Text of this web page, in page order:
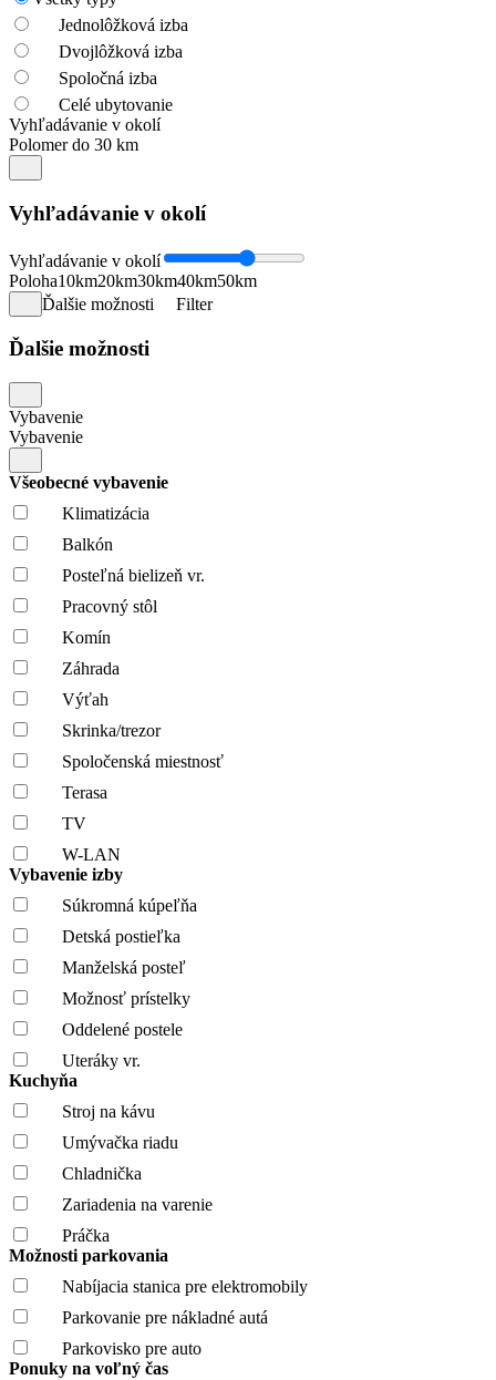
Jednolôžková izba
Dvojlôžková izba
Spoločná izba
Celé ubytovanie
Vyhľadávanie v okolí
Polomer do 30 km
Vyhľadávanie v okolí
Vyhľadávanie v okolí
Poloha10km20km30km40km50km
Ďalšie možnosti
Filter
Ďalšie možnosti
Vybavenie
Vybavenie
Všeobecné vybavenie
Klimatizácia
Balkón
Posteľná bielizeň vr.
Pracovný stôl
Komín
Záhrada
Výťah
Skrinka/trezor
Spoločenská miestnosť
Terasa
TV
W-LAN
Vybavenie izby
Súkromná kúpeľňa
Detská postieľka
Manželská posteľ
Možnosť prístelky
Oddelené postele
Uteráky vr.
Kuchyňa
Stroj na kávu
Umývačka riadu
Chladnička
Zariadenia na varenie
Práčka
Možnosti parkovania
Nabíjacia stanica pre elektromobily
Parkovanie pre nákladné autá
Parkovisko pre auto
Ponuky na voľný čas